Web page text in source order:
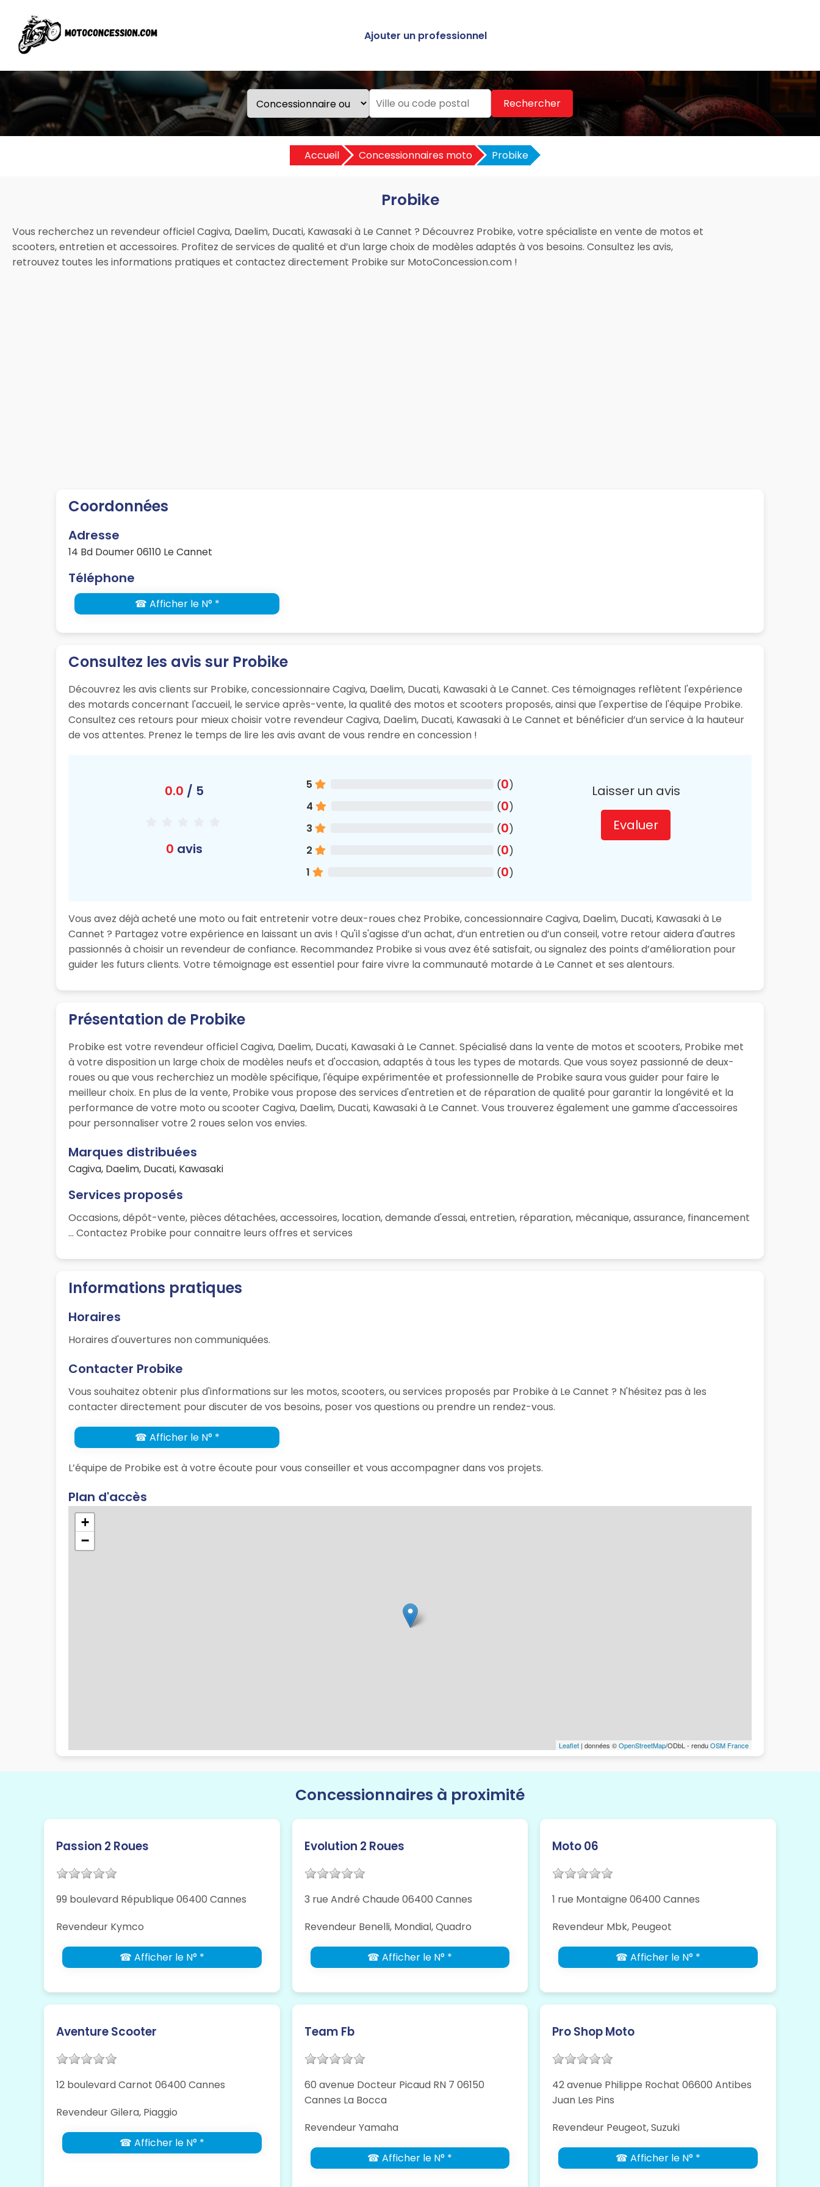
Ajouter un professionnel
Rechercher
Accueil Concessionnaires moto Probike
Probike
Vous recherchez un revendeur officiel Cagiva, Daelim, Ducati, Kawasaki à Le Cannet ? Découvrez Probike, votre spécialiste en vente de motos et
scooters, entretien et accessoires. Profitez de services de qualité et d’un large choix de modèles adaptés à vos besoins. Consultez les avis,
retrouvez toutes les informations pratiques et contactez directement Probike sur MotoConcession.com !
Coordonnées
Adresse
14 Bd Doumer 06110 Le Cannet
Téléphone
☎ Afficher le N° *
Consultez les avis sur Probike
Découvrez les avis clients sur Probike, concessionnaire Cagiva, Daelim, Ducati, Kawasaki à Le Cannet. Ces témoignages reflètent l'expérience
des motards concernant l'accueil, le service après-vente, la qualité des motos et scooters proposés, ainsi que l'expertise de l'équipe Probike.
Consultez ces retours pour mieux choisir votre revendeur Cagiva, Daelim, Ducati, Kawasaki à Le Cannet et bénéficier d’un service à la hauteur
de vos attentes. Prenez le temps de lire les avis avant de vous rendre en concession !
0.0 / 5
0 avis
5 (0)
4
(0)
3
(0)
2
(0)
1
(0)
Laisser un avis
Evaluer
Vous avez déjà acheté une moto ou fait entretenir votre deux-roues chez Probike, concessionnaire Cagiva, Daelim, Ducati, Kawasaki à Le
Cannet ? Partagez votre expérience en laissant un avis ! Qu'il s'agisse d’un achat, d’un entretien ou d’un conseil, votre retour aidera d'autres
passionnés à choisir un revendeur de confiance. Recommandez Probike si vous avez été satisfait, ou signalez des points d’amélioration pour
guider les futurs clients. Votre témoignage est essentiel pour faire vivre la communauté motarde à Le Cannet et ses alentours.
Présentation de Probike
Probike est votre revendeur officiel Cagiva, Daelim, Ducati, Kawasaki à Le Cannet. Spécialisé dans la vente de motos et scooters, Probike met
à votre disposition un large choix de modèles neufs et d'occasion, adaptés à tous les types de motards. Que vous soyez passionné de deux-
roues ou que vous recherchiez un modèle spécifique, l'équipe expérimentée et professionnelle de Probike saura vous guider pour faire le
meilleur choix. En plus de la vente, Probike vous propose des services d'entretien et de réparation de qualité pour garantir la longévité et la
performance de votre moto ou scooter Cagiva, Daelim, Ducati, Kawasaki à Le Cannet. Vous trouverez également une gamme d'accessoires
pour personnaliser votre 2 roues selon vos envies.
Marques distribuées
Cagiva, Daelim, Ducati, Kawasaki
Services proposés
Occasions, dépôt-vente, pièces détachées, accessoires, location, demande d'essai, entretien, réparation, mécanique, assurance, financement
... Contactez Probike pour connaitre leurs offres et services
Informations pratiques
Horaires
Horaires d'ouvertures non communiquées.
Contacter Probike
Vous souhaitez obtenir plus d'informations sur les motos, scooters, ou services proposés par Probike à Le Cannet ? N'hésitez pas à les
contacter directement pour discuter de vos besoins, poser vos questions ou prendre un rendez-vous.
☎ Afficher le N° *
L’équipe de Probike est à votre écoute pour vous conseiller et vous accompagner dans vos projets.
Plan d'accès
+
−
Leaflet | données ©OpenStreetMap/ODbL - renduOSM France
Concessionnaires à proximité
Passion 2 Roues
99 boulevard République 06400 Cannes
Revendeur Kymco
☎ Afficher le N° *
Evolution 2 Roues
3 rue André Chaude 06400 Cannes
Revendeur Benelli, Mondial, Quadro
☎ Afficher le N° *
Moto 06
1 rue Montaigne 06400 Cannes
Revendeur Mbk, Peugeot
☎ Afficher le N° *
Aventure Scooter
12 boulevard Carnot 06400 Cannes
Revendeur Gilera, Piaggio
☎ Afficher le N° *
Team Fb
60 avenue Docteur Picaud RN 7 06150
Cannes La Bocca
Revendeur Yamaha
☎ Afficher le N° *
Pro Shop Moto
42 avenue Philippe Rochat 06600 Antibes
Juan Les Pins
Revendeur Peugeot, Suzuki
☎ Afficher le N° *